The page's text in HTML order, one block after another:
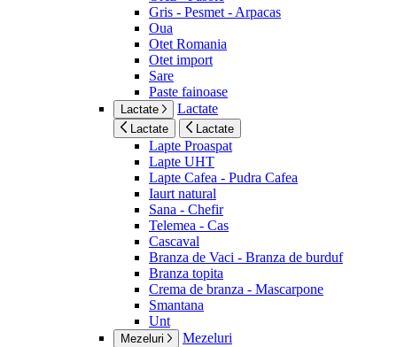
Gris - Pesmet - Arpacas
Oua
Otet Romania
Otet import
Sare
Paste fainoase
Lactate Lactate
Lactate Lactate
Lapte Proaspat
Lapte UHT
Lapte Cafea - Pudra Cafea
Iaurt natural
Sana - Chefir
Telemea - Cas
Cascaval
Branza de Vaci - Branza de burduf
Branza topita
Crema de branza - Mascarpone
Smantana
Unt
Mezeluri Mezeluri